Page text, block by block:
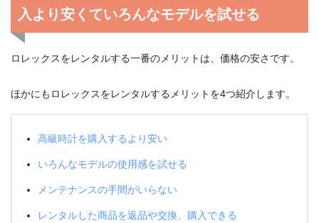
入より安くていろんなモデルを試せる
ロレックスをレンタルする一番のメリットは、価格の安さです。
ほかにもロレックスをレンタルするメリットを4つ紹介します。
高級時計を購入するより安い
いろんなモデルの使用感を試せる
メンテナンスの手間がいらない
レンタルした商品を返品や交換、購入できる